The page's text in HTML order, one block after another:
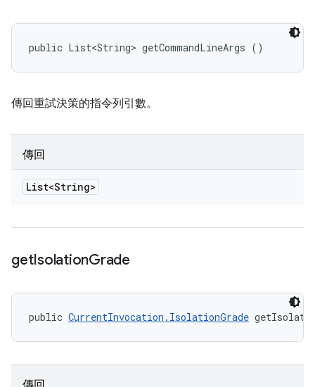
public List<String> getCommandLineArgs ()
傳回重試決策的指令列引數。
傳回
List<String>
getIsolationGrade
public CurrentInvocation.IsolationGrade